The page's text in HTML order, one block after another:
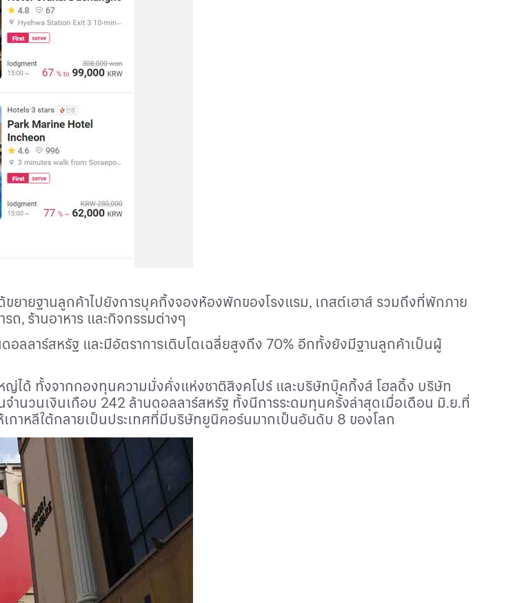
ขยายฐานลูกค้าไปยังการบุคกิ้งจองห้องพักของโรงแรม, เกสต์เฮาส์ รวมถึงที่พักภาย
รถ, ร้านอาหาร และกิจกรรมต่างๆ
อลลาร์สหรัฐ และมีอัตราการเติบโตเฉลี่ยสูงถึง 70% อีกทั้งยังมีฐานลูกค้าเป็นผู้
ญ่ได้ ทั้งจากกองทุนความมั่งคั่งแห่งชาติสิงคโปร์ และบริษัทบุ๊คกิ้งส์ โฮลดิ้ง บริษัท
จำนวนเงินเกือบ 242 ล้านดอลลาร์สหรัฐ ทั้งนีการระดมทุนครั้งล่าสุดเมื่อเดือน มิ.ย.ที่
เกาหลีใต้กลายเป็นประเทศที่มีบริษัทยูนิคอร์นมากเป็นอันดับ 8 ของโลก